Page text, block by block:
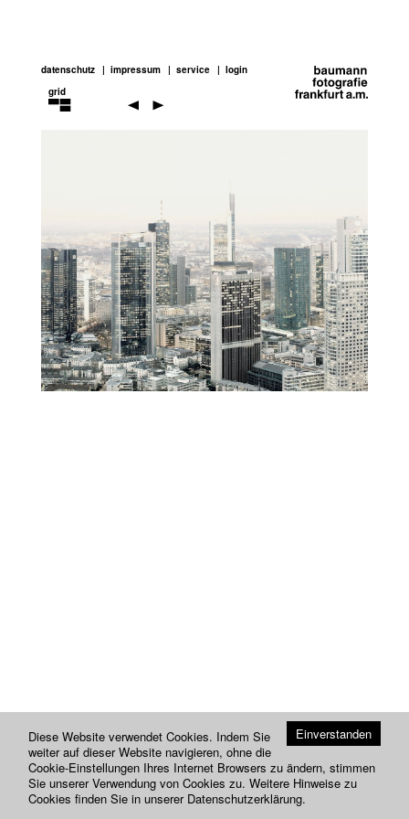
datenschutz impressum service
login
grid
Einverstanden
Diese Website verwendet Cookies. Indem Sie
weiter auf dieser Website navigieren, ohne die
Cookie-Einstellungen Ihres Internet Browsers zu ändern, stimmen
Sie unserer Verwendung von Cookies zu. Weitere Hinweise zu
Cookies finden Sie in unserer Datenschutzerklärung.